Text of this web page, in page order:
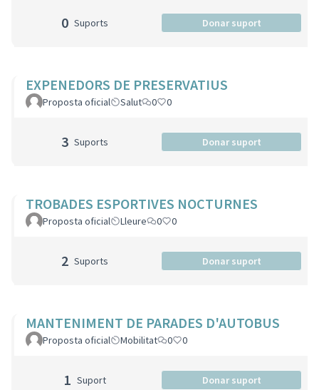
0 Suports Donar suport
EXPENEDORS DE PRESERVATIUS
Proposta oficial Salut 0 0
3 Suports Donar suport
TROBADES ESPORTIVES NOCTURNES
Proposta oficial Lleure 0 0
2 Suports Donar suport
MANTENIMENT DE PARADES D'AUTOBUS
Proposta oficial Mobilitat 0 0
1 Suport Donar suport